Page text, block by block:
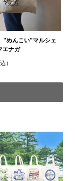
めんこい"マルシェ
エナガ
）